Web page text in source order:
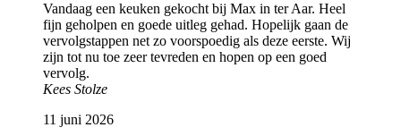
Vandaag een keuken gekocht bij Max in ter Aar. Heel
fijn geholpen en goede uitleg gehad. Hopelijk gaan de
vervolgstappen net zo voorspoedig als deze eerste. Wij
zijn tot nu toe zeer tevreden en hopen op een goed
vervolg.
Kees Stolze
11 juni 2026